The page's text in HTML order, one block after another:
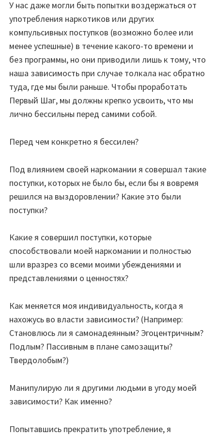
У нас даже могли быть попытки воздержаться от
употребления наркотиков или других
компульсивных поступков (возможно более или
менее успешные) в течение какого-то времени и
без программы, но они приводили лишь к тому, что
наша зависимость при случае толкала нас обратно
туда, где мы были раньше. Чтобы проработать
Первый Шаг, мы должны крепко усвоить, что мы
лично бессильны перед самими собой.
Перед чем конкретно я бессилен?
Под влиянием своей наркомании я совершал такие
поступки, которых не было бы, если бы я вовремя
решился на выздоровлении? Какие это были
поступки?
Какие я совершил поступки, которые
способствовали моей наркомании и полностью
шли вразрез со всеми моими убеждениями и
представлениями о ценностях?
Как меняется моя индивидуальность, когда я
нахожусь во власти зависимости? (Например:
Становлюсь ли я самонадеянным? Эгоцентричным?
Подлым? Пассивным в плане самозащиты?
Твердолобым?)
Манипулирую ли я другими людьми в угоду моей
зависимости? Как именно?
Попытавшись прекратить употребление, я